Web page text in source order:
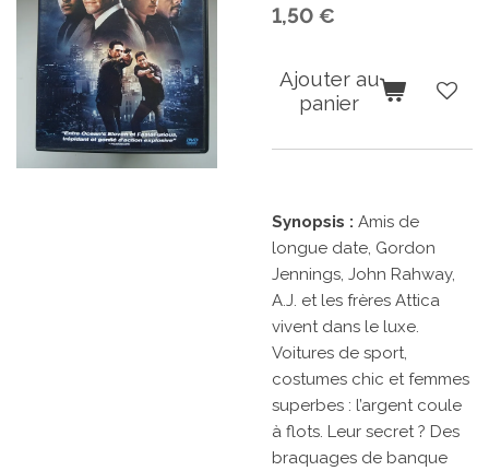
1,50 €
Ajouter au
panier
Synopsis : Amis de
longue date, Gordon
Jennings, John Rahway,
A.J. et les frères Attica
vivent dans le luxe.
Voitures de sport,
costumes chic et femmes
superbes : l’argent coule
à flots. Leur secret ? Des
braquages de banque